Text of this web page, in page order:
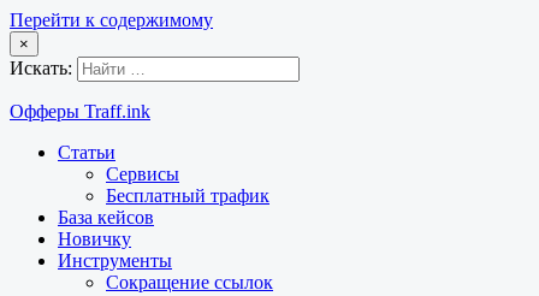
Перейти к содержимому
×
Искать:
Офферы Traff.ink
Статьи
Сервисы
Бесплатный трафик
База кейсов
Новичку
Инструменты
Сокращение ссылок